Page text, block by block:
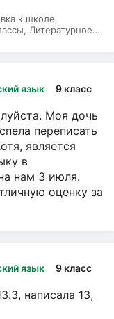
к школе,
Литературное
язык 9 класс
Моя дочь
переписать
является
в
нам 3 июля.
оценку за
язык 9 класс
написала 13,